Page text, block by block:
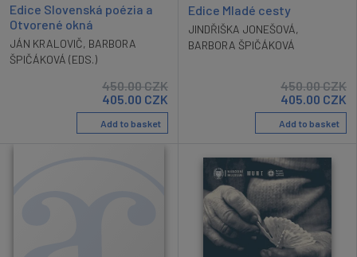
Edice Slovenská poézia a
Otvorené okná
JÁN KRALOVIČ, BARBORA
ŠPIČÁKOVÁ (EDS.)
450.00CZK
405.00 CZK
Add to basket
Edice Mladé cesty
JINDŘIŠKA JONEŠOVÁ,
BARBORA ŠPIČÁKOVÁ
450.00CZK
405.00 CZK
Add to basket